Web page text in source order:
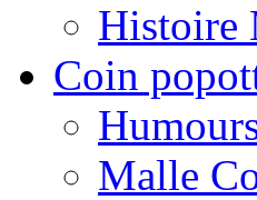
Histoire
Coin
Malle